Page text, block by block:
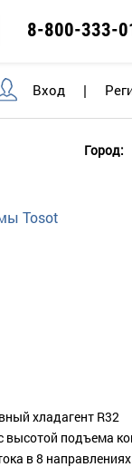
8-800-333-
Вход |
Город:
Tosot
хладагент R32
высотой подъема
в 8 направлениях